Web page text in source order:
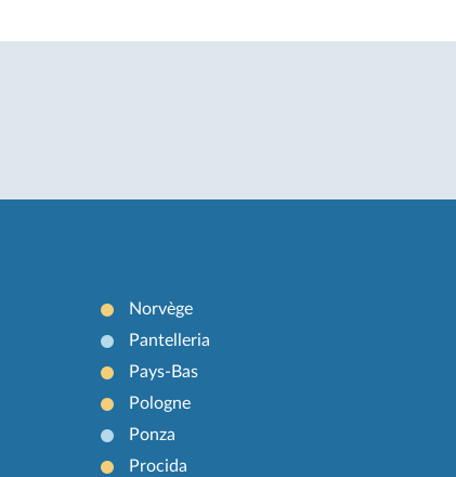
Norvège
Pantelleria
Pays-Bas
Pologne
Ponza
Procida